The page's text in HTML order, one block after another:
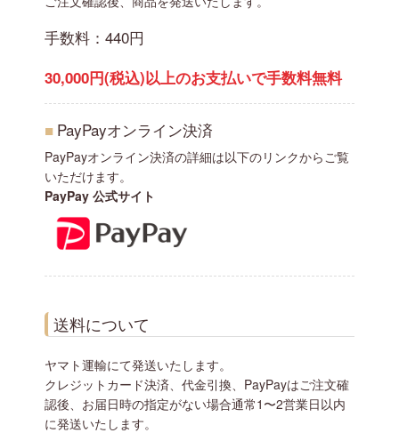
手数料：440円
30,000円(税込)以上のお支払いで手数料無料
■ PayPayオンライン決済
PayPayオンライン決済の詳細は以下のリンクからご覧
いただけます。
PayPay 公式サイト
送料について
ヤマト運輸にて発送いたします。
クレジットカード決済、代金引換、PayPayはご注文確
認後、お届日時の指定がない場合通常1〜2営業日以内
に発送いたします。